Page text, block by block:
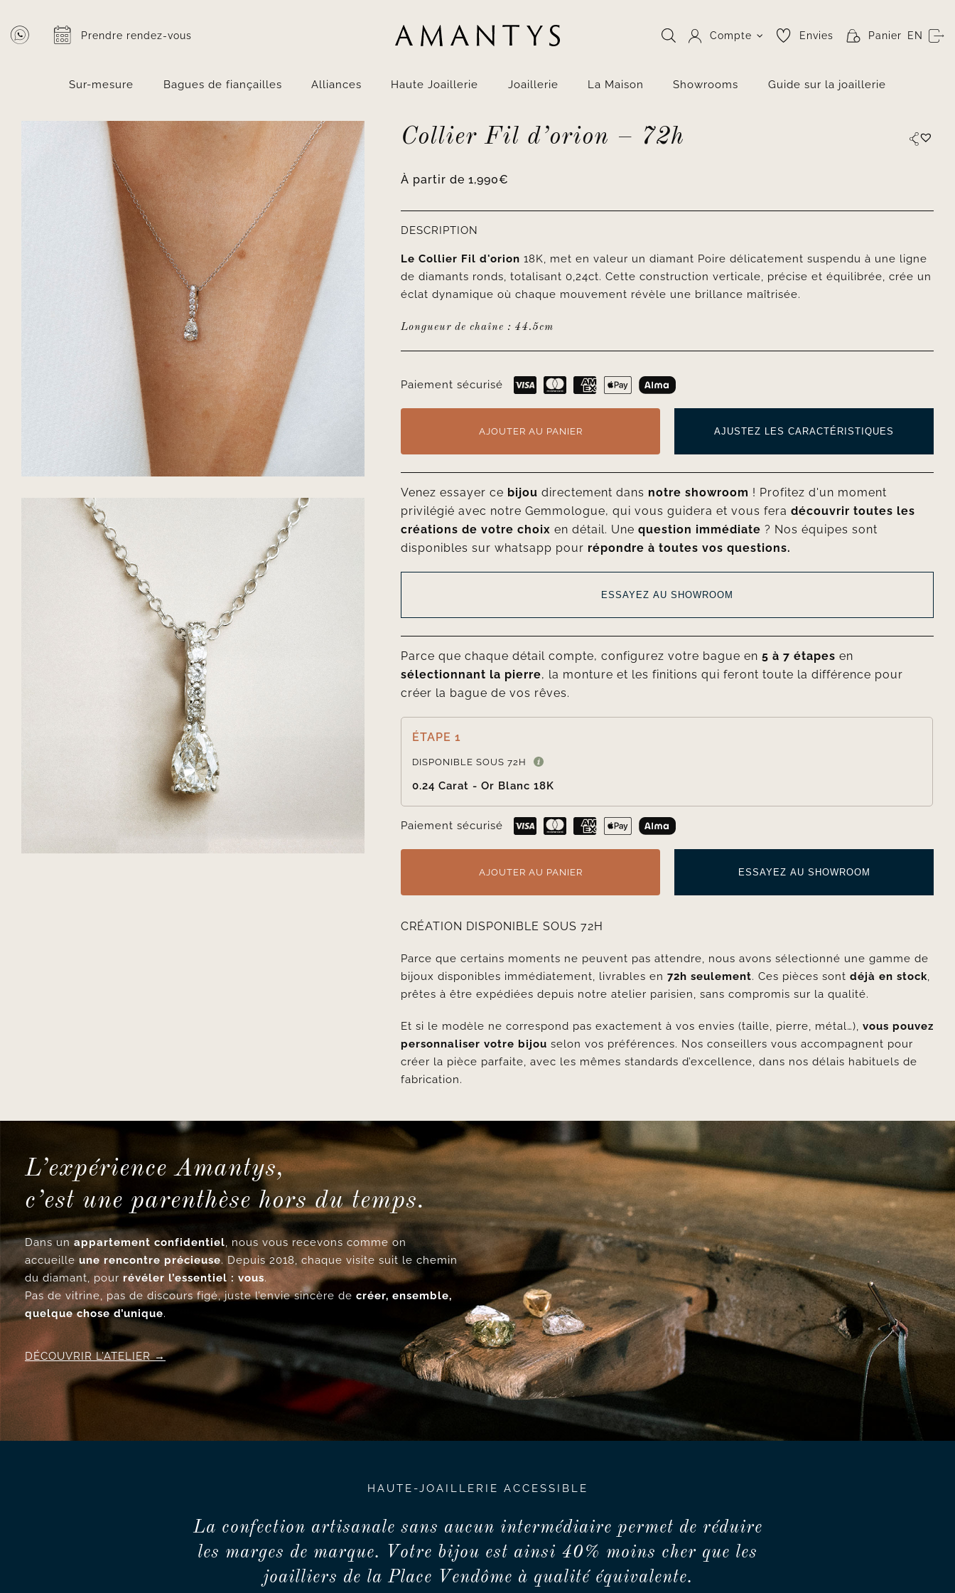
au
contenu
Prendre rendez-vous Compte Envies Panier EN
Sur-mesure Bagues de fiançailles Alliances Haute Joaillerie Joaillerie La Maison Showrooms Guide sur la joaillerie
Collier Fil d’orion – 72h
À partir de1,990€
DESCRIPTION
Le Collier Fil d'orion 18K, met en valeur un diamant Poire délicatement suspendu à une ligne
de diamants ronds, totalisant 0,24ct. Cette construction verticale, précise et équilibrée, crée un
éclat dynamique où chaque mouvement révèle une brillance maîtrisée.
Longueur de chaîne : 44.5cm
Paiement sécurisé
AJOUTER AU PANIER AJUSTEZ LES CARACTÉRISTIQUES
Venez essayer ce bijou directement dans notre showroom ! Profitez d'un moment
privilégié avec notre Gemmologue, qui vous guidera et vous feradécouvrir toutes les
créations de votre choix en détail. Unequestion immédiate ? Nos équipes sont
disponibles sur whatsapp pour répondre à toutes vos questions.
ESSAYEZ AU SHOWROOM
Parce que chaque détail compte, configurez votre bague en5 à 7 étapes en
sélectionnant la pierre, la monture et les finitions qui feront toute la différence pour
créer la bague de vos rêves.
ÉTAPE 1
DISPONIBLE SOUS 72H
0.24 Carat - Or Blanc 18K
Paiement sécurisé
AJOUTER AU PANIER ESSAYEZ AU SHOWROOM
CRÉATION DISPONIBLE SOUS 72H
Parce que certains moments ne peuvent pas attendre, nous avons sélectionné une gamme de
bijoux disponibles immédiatement, livrables en72h seulement. Ces pièces sontdéjà en stock,
prêtes à être expédiées depuis notre atelier parisien, sans compromis sur la qualité.
Et si le modèle ne correspond pas exactement à vos envies (taille, pierre, métal…),vous pouvez
personnaliser votre bijou selon vos préférences. Nos conseillers vous accompagnent pour
créer la pièce parfaite, avec les mêmes standards d’excellence, dans nos délais habituels de
fabrication.
L’expérience Amantys,
c’est une parenthèse hors du temps.
Dans un appartement confidentiel, nous vous recevons comme on
accueille une rencontre précieuse. Depuis 2018, chaque visite suit le chemin
du diamant, pour révéler l’essentiel : vous.
Pas de vitrine, pas de discours figé, juste l’envie sincère de créer, ensemble,
quelque chose d’unique.
DÉCOUVRIR L’ATELIER
HAUTE-JOAILLERIE ACCESSIBLE
La confection artisanale sans aucun intermédiaire permet de réduire
les marges de marque. Votre bijou est ainsi 40% moins cher que les
joailliers de la Place Vendôme à qualité équivalente.